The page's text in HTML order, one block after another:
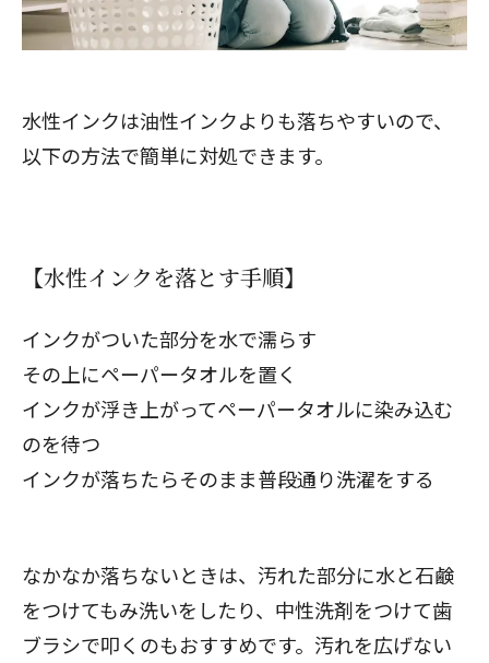
水性インクは油性インクよりも落ちやすいので、
以下の方法で簡単に対処できます。
【水性インクを落とす手順】
インクがついた部分を水で濡らす
その上にペーパータオルを置く
インクが浮き上がってペーパータオルに染み込む
のを待つ
インクが落ちたらそのまま普段通り洗濯をする
なかなか落ちないときは、汚れた部分に水と石鹸
をつけてもみ洗いをしたり、中性洗剤をつけて歯
ブラシで叩くのもおすすめです。汚れを広げない